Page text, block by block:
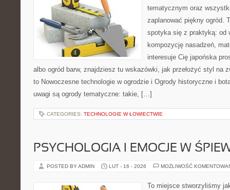
tematycznym oraz
zaplanować piękny ogród.
spotyka się z praktyką: od
kompozycję nasadzeń,
interesuje Cię japońska
albo ogród barw, znajdziesz tu wskazówki, jak przełożyć styl na
to Nowoczesne technologie w ogrodzie i Ogrody historyczne i
uwagi są ogrody tematyczne: takie, […]
CATEGORIES: TECHNOLOGIE W ŁOWIECTWIE
PSYCHOLOGIA I EMOCJE W
POSTED BY ADMIN LUT - 16 - 2026 MOŻLIWOŚĆ
To miejsce stworzyliśmy